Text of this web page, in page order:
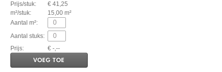
Prijs/stuk:
€ 41,25
m²/stuk:
15,00 m²
Aantal m²:
Aantal stuks:
Prijs:
€ -,--
VOEG TOE